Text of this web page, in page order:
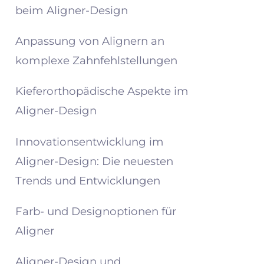
beim Aligner-Design
Anpassung von Alignern an
komplexe Zahnfehlstellungen
Kieferorthopädische Aspekte im
Aligner-Design
Innovationsentwicklung im
Aligner-Design: Die neuesten
Trends und Entwicklungen
Farb- und Designoptionen für
Aligner